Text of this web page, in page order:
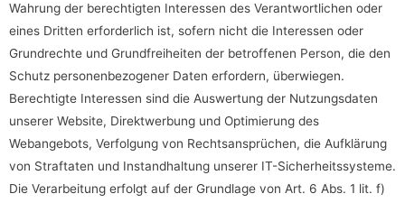
Wahrung der berechtigten Interessen des Verantwortlichen oder
eines Dritten erforderlich ist, sofern nicht die Interessen oder
Grundrechte und Grundfreiheiten der betroffenen Person, die den
Schutz personenbezogener Daten erfordern, überwiegen.
Berechtigte Interessen sind die Auswertung der Nutzungsdaten
unserer Website, Direktwerbung und Optimierung des
Webangebots, Verfolgung von Rechtsansprüchen, die Aufklärung
von Straftaten und Instandhaltung unserer IT-Sicherheitssysteme.
Die Verarbeitung erfolgt auf der Grundlage von Art. 6 Abs. 1 lit. f)